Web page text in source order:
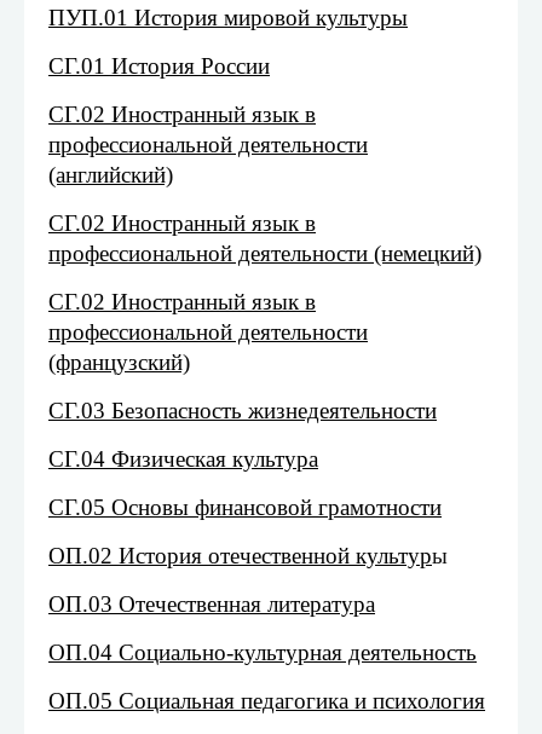
ПУП.01 История мировой культуры
СГ.01 История России
СГ.02 Иностранный язык в
профессиональной деятельности
(английский)
СГ.02 Иностранный язык в
профессиональной деятельности (немецкий)
СГ.02 Иностранный язык в
профессиональной деятельности
(французский)
СГ.03 Безопасность жизнедеятельности
СГ.04 Физическая культура
СГ.05 Основы финансовой грамотности
ОП.02 История отечественной культуры
ОП.03 Отечественная литература
ОП.04 Социально-культурная деятельность
ОП.05 Социальная педагогика и психология